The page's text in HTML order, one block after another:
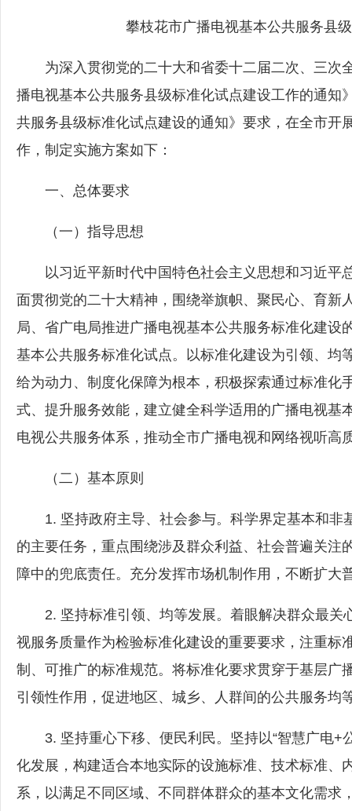
攀枝花市广播电视基本公共服务县
为深入贯彻党的二十大和省委十二届二次、三次
播电视基本公共服务县级标准化试点建设工作的通知
共服务县级标准化试点建设的通知》要求，在全市开
作，制定实施方案如下：
一、总体要求
（一）指导思想
以习近平新时代中国特色社会主义思想和习近平
面贯彻党的二十大精神，围绕举旗帜、聚民心、育新
局、省广电局推进广播电视基本公共服务标准化建
基本公共服务标准化试点。以标准化建设为引领、均
给为动力、制度化保障为根本，积极探索通过标准化
式、提升服务效能，建立健全科学适用的广播电视基
电视公共服务体系，推动全市广播电视和网络视听高
（二）基本原则
1. 坚持政府主导、社会参与。科学界定基本和非
的主要任务，重点围绕涉及群众利益、社会普遍关注
障中的兜底责任。充分发挥市场机制作用，不断扩大
2. 坚持标准引领、均等发展。着眼解决群众最关
视服务质量作为检验标准化建设的重要要求，注重标
制、可推广的标准规范。将标准化要求贯穿于基层广
引领性作用，促进地区、城乡、人群间的公共服务均
3. 坚持重心下移、便民利民。坚持以“智慧广电+
化发展，构建适合本地实际的设施标准、技术标准、
系，以满足不同区域、不同群体群众的基本文化需求